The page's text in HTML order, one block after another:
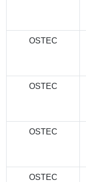
OSTEC
OSTEC
OSTEC
OSTEC